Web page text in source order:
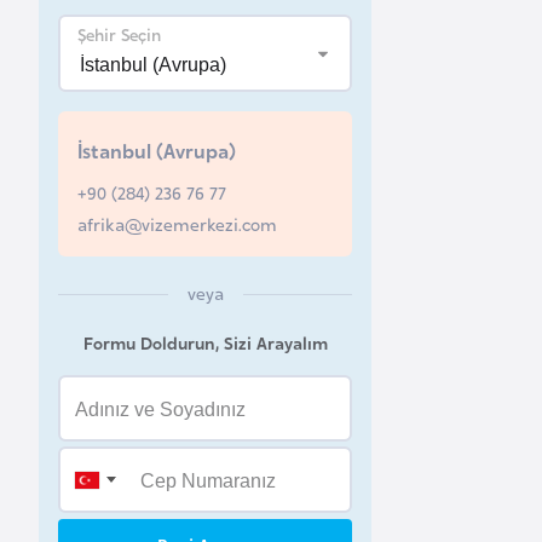
Şehir Seçin
İstanbul (Avrupa)
+90 (284) 236 76 77
afrika@vizemerkezi.com
veya
Formu Doldurun, Sizi Arayalım
B
e
r
u
s
B
i
k